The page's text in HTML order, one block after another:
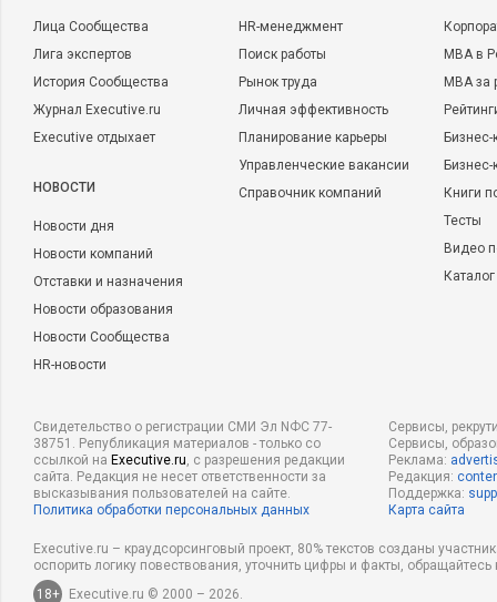
Лица Сообщества
Лига экспертов
История Сообщества
Журнал Executive.ru
Executive отдыхает
НОВОСТИ
Новости дня
Новости компаний
Отставки и назначения
Новости образования
Новости Сообщества
HR-новости
HR-менеджмент
Поиск работы
Рынок труда
Личная эффективность
Планирование карьеры
Управленческие вакансии
Справочник компаний
MBA в
MBA
Бизнес-
Книги
Тесты
Видео
Свидетельство о регистрации СМИ Эл NФС 77-
38751. Републикация материалов - только со
ссылкой на Executive.ru, с разрешения редакции
сайта. Редакция не несет ответственности за
высказывания пользователей на сайте.
Политика обработки персональных данных
Сервисы,
Сервисы,
Реклама:
Редакция:
Поддержка:
Карта сайта
Executive.ru – краудсорсинговый проект, 80% текстов созданы
оспорить логику повествования, уточнить цифры и факты,
18+
Executive.ru © 2000 – 2026.